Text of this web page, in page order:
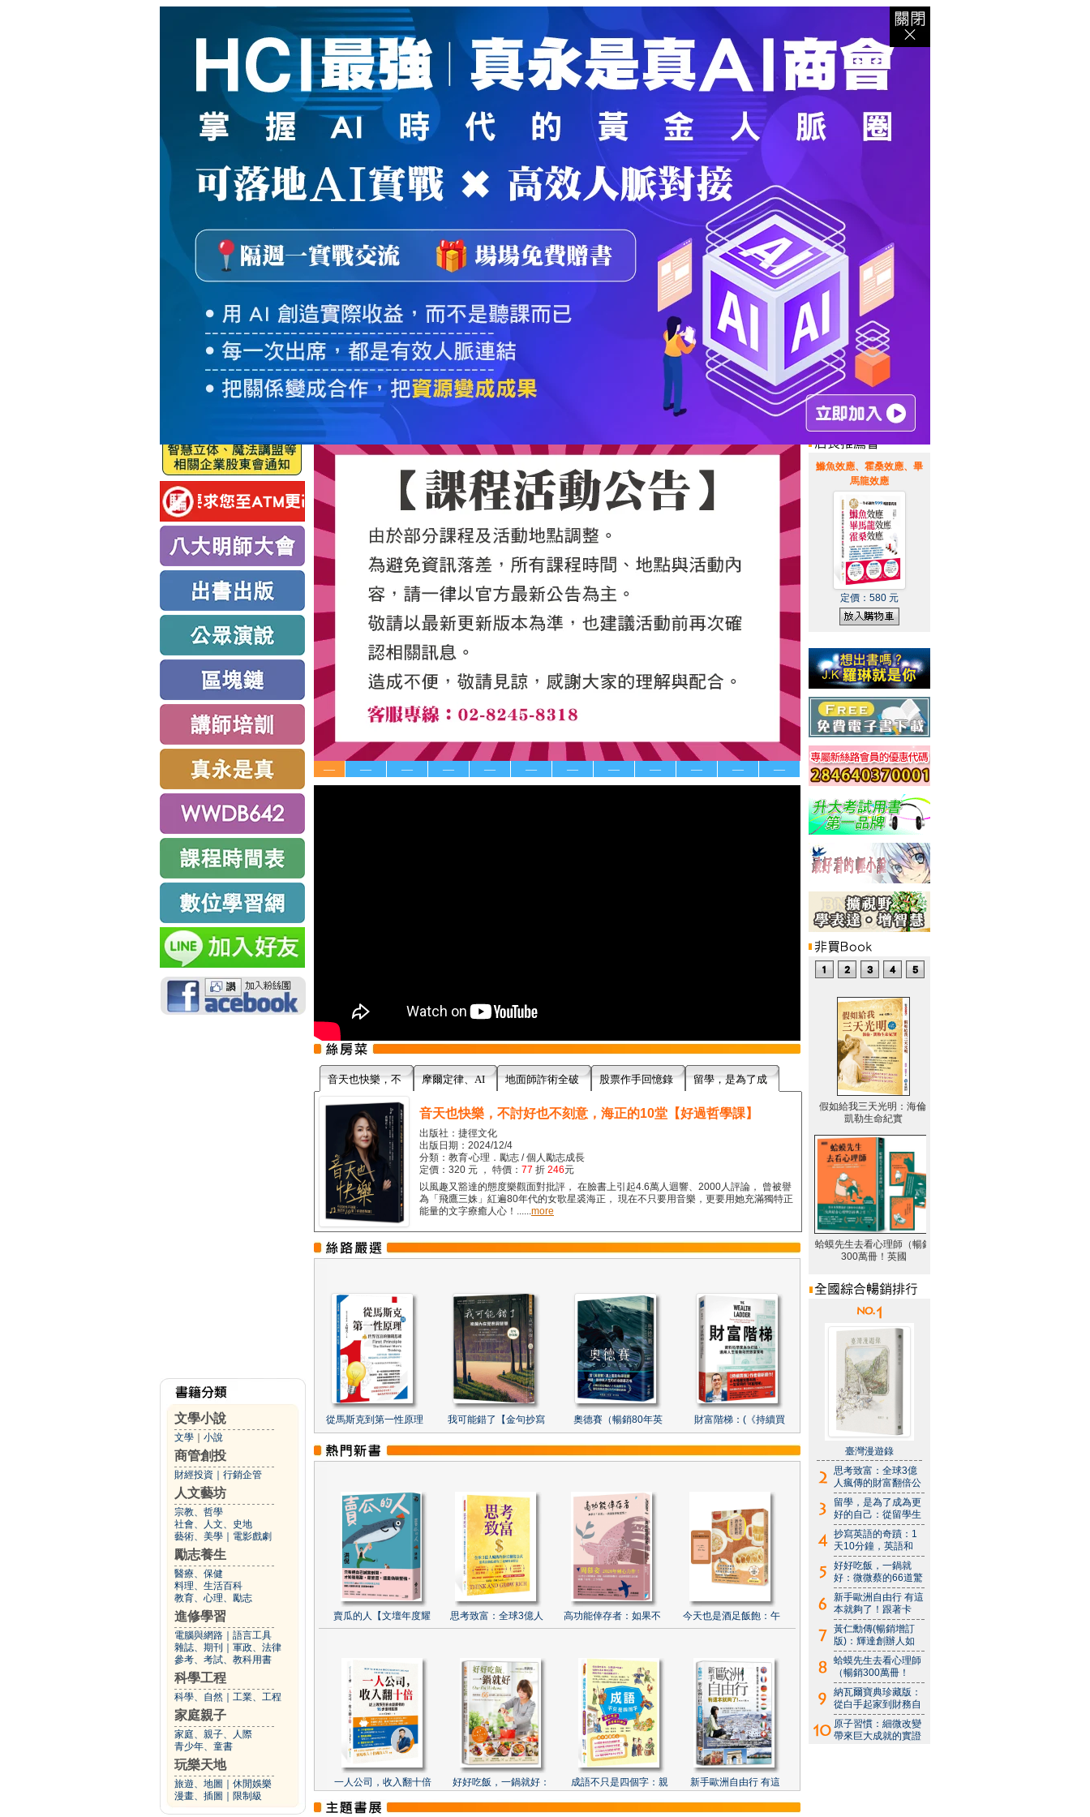
登入｜註冊｜會員中心 結帳
魔法弟子｜自資出版｜電子書 ｜客服中心｜ 智慧型立体會員
國際級品牌課程|優惠通知|霹靂英雄音樂精選|
文學小說
文學 小說
商管創投
財經投資 行銷企管
人文藝坊
宗教、哲學
社會、人文、史地
藝術、美學
電影戲劇
勵志養生
醫療、保健
料理、生活百科
教育、心理、勵志
進修學習
電腦與網路
語言工具
雜誌、期刊
軍政、法律
參考、考試、教科用書
科學工程
科學、自然 工業、工程
家庭親子
家庭、親子、人際
青少年、童書
玩樂天地
旅遊、地圖
休閒娛樂
漫畫、插圖
限制級
— — — — — — — — — — — —
音天也快樂，不 摩爾定律、AI 地面師詐術全破 股票作手回憶錄 留學，是為了成
音天也快樂，不討好也不刻意，海正的10堂【好過哲學課】
出版社：捷徑文化
出版日期：2024/12/4
分類：教育‧心理．勵志 / 個人勵志成長
定價：320 元 ， 特價： 77 折 246元
以風趣又豁達的態度樂觀面對批評， 在臉書上引起4.6萬人迴響、2000人評論， 曾被譽
為「飛鷹三姝」紅遍80年代的女歌星裘海正， 現在不只要用音樂，更要用她充滿獨特正
能量的文字療癒人心！......more
從馬斯克到第一性原理 我可能錯了【金句抄寫 奧德賽（暢銷80年英 財富階梯：(《持續買
賣瓜的人【文壇年度耀 思考致富：全球3億人 高功能倖存者：如果不 今天也是酒足飯飽：午
一人公司，收入翻十倍 好好吃飯，一鍋就好： 成語不只是四個字：親 新手歐洲自由行 有這
鰷魚效應、霍桑效應、畢
馬龍效應
定價： 580 元
臺灣漫遊錄
思考致富：全球3億
人瘋傳的財富翻倍公
留學，是為了成為更
好的自己：從留學生
抄寫英語的奇蹟：1
天10分鐘，英語和
好好吃飯，一鍋就
好：微微蔡的66道驚
新手歐洲自由行 有這
本就夠了！跟著卡
黃仁勳傳(暢銷增訂
版)：輝達創辦人如
蛤蟆先生去看心理師
（暢銷300萬冊！
納瓦爾寶典珍藏版：
從白手起家到財務自
原子習慣：細微改變
帶來巨大成就的實證